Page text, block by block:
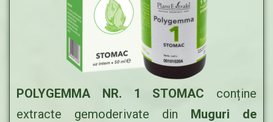
POLYGEMMA NR. 1 STOMAC conține
extracte gemoderivate din Muguri de